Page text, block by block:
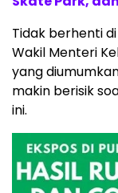
Tidak berhenti
Wakil Menteri
yang
makin berisik
ini.